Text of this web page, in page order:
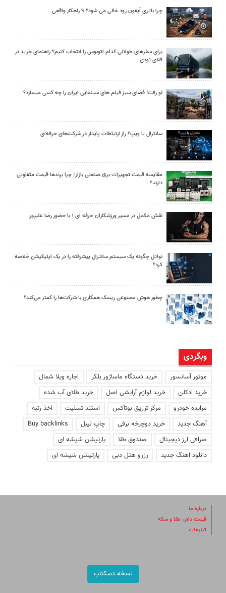
چرا باتری آیفون زود خالی می شود؟ ۹ راهکار واقعی
برای سفرهای طولانی کدام اتوبوس را انتخاب کنیم؟ راهنمای خرید در
فلای تودی
لو رفت! فضای سبز فیلم های سینمایی ایران را چه کسی میسازد؟
سانترال یا ویپ؟ راز ارتباطات پایدار در شرکت‌های حرفه‌ای
مقایسه قیمت تجهیزات برق صنعتی بازار؛ چرا برندها قیمت متفاوتی
دارند؟
نقش مکمل در مسیر ورزشکاران حرفه ای ؛ با حضور رضا علیپور
نواتل چگونه یک سیستم سانترال پیشرفته را در یک اپلیکیشن خلاصه
کرد؟
چطور هوش مصنوعی ریسک همکاری با شرکت‌ها را کمتر می‌کند؟
وبگردی
موتور آسانسور خرید دستگاه ماساژور بلکر
اجاره ویلا شمال
خرید ادکلن
خرید لوازم آرایشی اصل
خرید طلای آب شده
مزایده خودرو
مرکز تزریق بوتاکس استند تسلیت
اخذ رتبه
آهنگ جدید
خرید دوچرخه برقی چاپ لیبل
Buy backlinks
صرافی ارز دیجیتال
صندوق طلا
پارتیشن شیشه ای
دانلود اهنگ جدید
رزرو هتل دبی پارتیشن شیشه ای
درباره ما
قیمت دلار، طلا و سکه
تبلیغات
نسخه دسکتاپ